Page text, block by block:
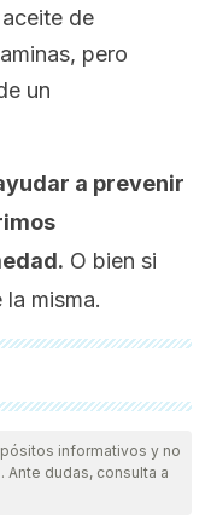
de
pero
un
a prevenir
O bien si
misma.
a profundidad por
confiabilidad,
artículo fue
informativos y no
Ante dudas, consulta a